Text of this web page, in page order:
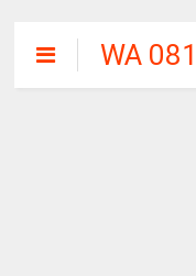
WA
9973 |